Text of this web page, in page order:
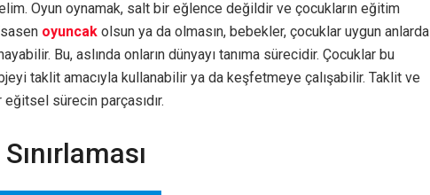
Oyun oynamak, salt bir eğlence değildir ve çocukların eğitim
oyuncak olsun ya da olmasın, bebekler, çocuklar uygun anlarda
Bu, aslında onların dünyayı tanıma sürecidir. Çocuklar bu
taklit amacıyla kullanabilir ya da keşfetmeye çalışabilir. Taklit ve
sürecin parçasıdır.